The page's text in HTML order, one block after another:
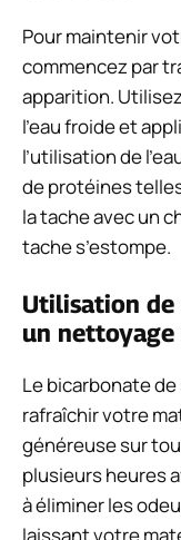
Pour maintenir
commencez par
apparition.
l’eau froide et
l’utilisation de
de protéines
la tache avec un
tache s’estompe.
Utilisation
un
Le bicarbonate
rafraîchir votre
généreuse sur
plusieurs heures
à éliminer les